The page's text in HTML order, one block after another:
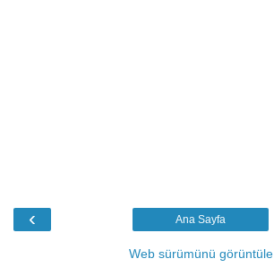
‹ Ana Sayfa
Web sürümünü görüntüle